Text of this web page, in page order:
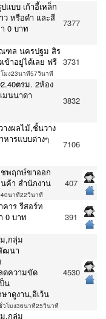
แบบ เก้าอี้เหล็ก
ว หรือดำ และสี
0 บาท
7377
ฑล นครปฐม สิร
ข้าอยู่ได้เลย ฟรี
มง23นาที57วินาที
3731
ตรม. 2ห้อง
มนนาดา
3832
งผลไม้,ชั้นวาง
หารแบบต่างๆ
7106
พฤกษ์ขาออก
ค้า สำนักงาน
นาที22วินาที
407
าร รีสอร์ท
0 บาท
391
,กลุ่ม
ฒนา
ดความขัด
น
าดูงาน,อีเว้น
วโมง36นาที25วินาที
4530
,กลุ่ม